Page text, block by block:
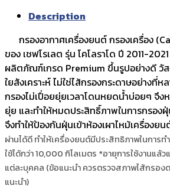
Description
กรองอากาศเครื่องยนต์ กรองเครื่อง
ของ เชฟโรเลต รุ่น โคโลราโด ปี 2011-
ผลิตภัณฑ์เกรด Premium ขึ้นรูปอย่างดี วัส
ใยสังเคราะห์ ไม่ใช่ไส้กรองกระดาษอย่างที่ห
กรองไม่เปื่อยยุ่ยเวลาโดนหยดน้ำบ่อยๆ จึง
ยุ่ย และทำให้หมดประสิทธิ์ภาพในการกรองฝุ่
จึงทำให้ป้องกันฝุ่นเข้าห้องเผาไหม้เครื่องย
ผ่านได้ดี ทำให้เครื่องยนต์มีประสิทธิภาพในการ
ใช้ได้กว่า 10,000 กิโลเมตร *อายุการใช้งานแล้
แต่ละบุคคล (ข้อแนะนำ ควรตรวจสภาพไส้กรอง
แนะนำ)